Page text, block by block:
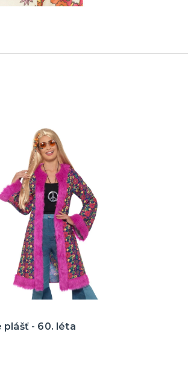
plášť - 60. léta